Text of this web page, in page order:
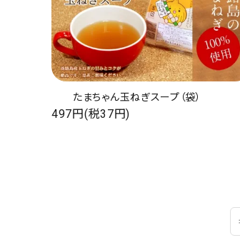
たまちゃん玉ねぎスープ（袋）
497円(税37円)